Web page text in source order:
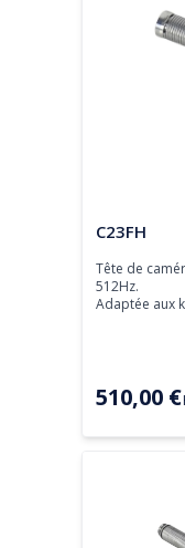
Tête de
C23FH
Tête de
512Hz.
Adaptée aux
510,00 €